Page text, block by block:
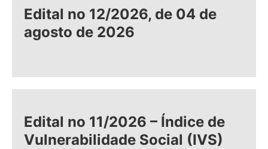
Edital no 12/2026, de 04 de
agosto de 2026
Edital no 11/2026 – Índice de
Vulnerabilidade Social (IVS)